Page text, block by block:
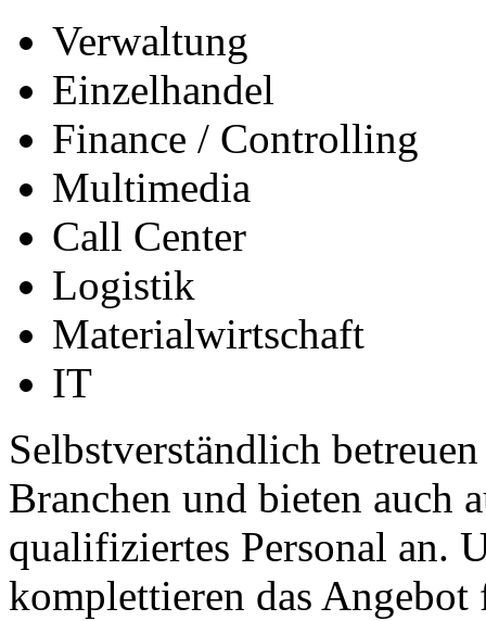
Verwaltung
Einzelhandel
Finance / Controlling
Multimedia
Call Center
Logistik
Materialwirtschaft
IT
Selbstverständlich
Branchen und bieten auch
qualifiziertes Personal an.
komplettieren das